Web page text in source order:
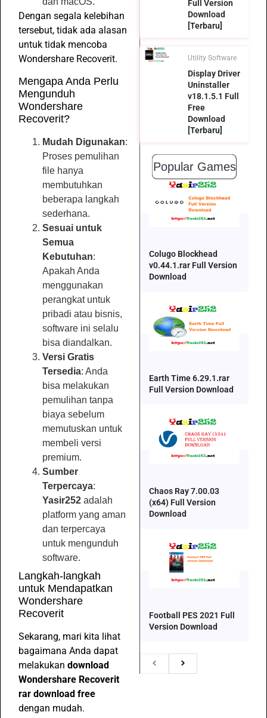
Dengan segala kelebihan
tersebut, tidak ada alasan
untuk tidak mencoba
Wondershare Recoverit.
Mengapa Anda Perlu
Mengunduh
Wondershare
Recoverit?
Mudah Digunakan:
Proses pemulihan
file hanya
membutuhkan
beberapa langkah
sederhana.
Sesuai untuk
Semua
Kebutuhan:
Apakah Anda
menggunakan
perangkat untuk
pribadi atau bisnis,
software ini selalu
bisa diandalkan.
Versi Gratis
Tersedia: Anda
bisa melakukan
pemulihan tanpa
biaya sebelum
memutuskan untuk
membeli versi
premium.
Sumber
Terpercaya:
Yasir252 adalah
platform yang aman
dan terpercaya
untuk mengunduh
software.
Langkah-langkah
untuk Mendapatkan
Wondershare
Recoverit
Sekarang, mari kita lihat
bagaimana Anda dapat
melakukan download
Wondershare Recoverit
rar download free
dengan mudah.
Full Version
Download
[Terbaru]
Utility Software
Display Driver
Uninstaller
v18.1.5.1 Full
Free
Download
[Terbaru]
Popular Games
Colugo Blockhead
v0.44.1.rar Full Version
Download
Earth Time 6.29.1.rar
Full Version Download
Chaos Ray 7.00.03
(x64) Full Version
Download
Football PES 2021 Full
Version Download